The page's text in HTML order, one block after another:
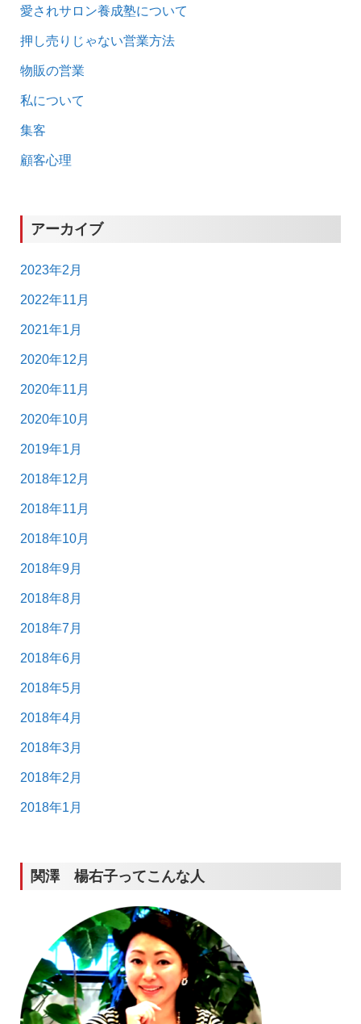
愛されサロン養成塾について
押し売りじゃない営業方法
物販の営業
私について
集客
顧客心理
アーカイブ
2023年2月
2022年11月
2021年1月
2020年12月
2020年11月
2020年10月
2019年1月
2018年12月
2018年11月
2018年10月
2018年9月
2018年8月
2018年7月
2018年6月
2018年5月
2018年4月
2018年3月
2018年2月
2018年1月
関澤 楊右子ってこんな人